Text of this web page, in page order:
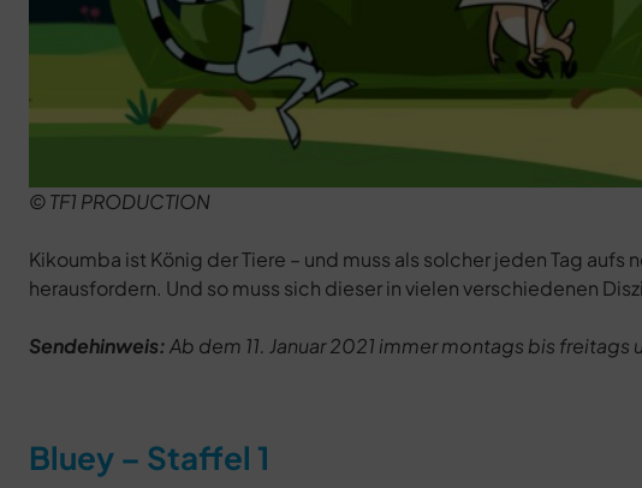
© TF1 PRODUCTION
Kikoumba ist König der Tiere – und muss als solcher jeden Tag
herausfordern. Und so muss sich dieser in vielen verschiedenen
Sendehinweis:Ab dem 11. Januar 2021 immer montags bis freitags
Bluey – Staffel 1